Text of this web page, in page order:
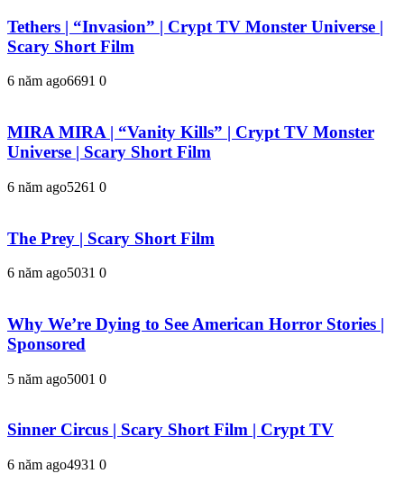
Tethers | “Invasion” | Crypt TV Monster Universe |
Scary Short Film
6 năm ago6691 0
MIRA MIRA | “Vanity Kills” | Crypt TV Monster
Universe | Scary Short Film
6 năm ago5261 0
The Prey | Scary Short Film
6 năm ago5031 0
Why We’re Dying to See American Horror Stories |
Sponsored
5 năm ago5001 0
Sinner Circus | Scary Short Film | Crypt TV
6 năm ago4931 0